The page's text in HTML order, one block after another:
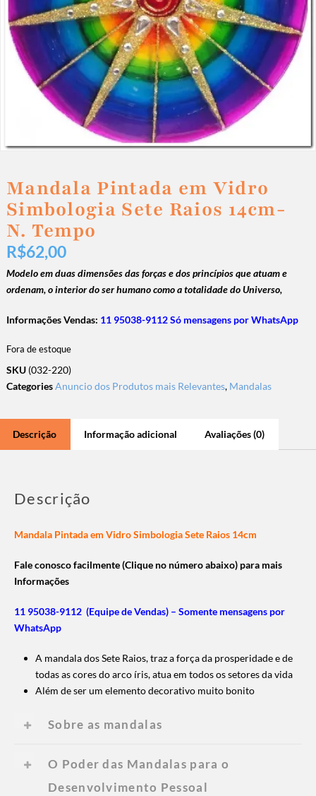
Mandala Pintada em Vidro
Simbologia Sete Raios 14cm-
N. Tempo
R$62,00
Modelo em duas dimensões das forças e dos princípios que atuam e
ordenam, o interior do ser humano como a totalidade do Universo,
Informações Vendas: 11 95038-9112 Só mensagens por WhatsApp
Fora de estoque
SKU (032-220)
CategoriesAnuncio dos Produtos mais Relevantes, Mandalas
Descrição Informação adicional Avaliações (0)
Descrição
Mandala Pintada em Vidro Simbologia Sete Raios 14cm
Fale conosco facilmente (Clique no número abaixo) para mais
Informações
11 95038-9112 (Equipe de Vendas) – Somente mensagens por
WhatsApp
A mandala dos Sete Raios, traz a força da prosperidade e de
todas as cores do arco íris, atua em todos os setores da vida
Além de ser um elemento decorativo muito bonito
Sobre as mandalas
O Poder das Mandalas para o
Desenvolvimento Pessoal